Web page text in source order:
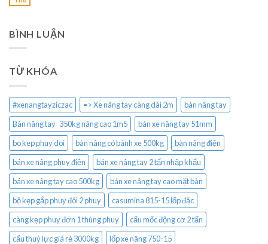
BÌNH LUẬN
TỪ KHÓA
#xenangtayziczac => Xe nâng tay càng dài 2m
bàn nâng tay
Bàn nâng tay 350kg nâng cao 1m5
bán xe nâng tay 51mm
bo kep phuy doi
bàn nâng có bánh xe 500kg
bàn nâng điện
bán xe nâng phuy điện
bán xe nâng tay 2 tấn nhập khẩu
bán xe nâng tay cao 500kg
bán xe nâng tay cao mặt bàn
bộ kẹp gắp phuy đôi 2 phuy
casumina 815-15 lốp đặc
càng kẹp phuy đơn 1 thùng phuy
cẩu mốc động cơ 2 tấn
cẩu thuỷ lực giá rẻ 3000kg
lốp xe nâng 750-15